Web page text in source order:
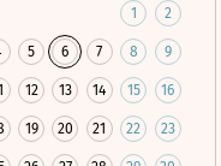
1 2
5 6 7 8 9
12 13 14 15 16
19 20 21 22 23